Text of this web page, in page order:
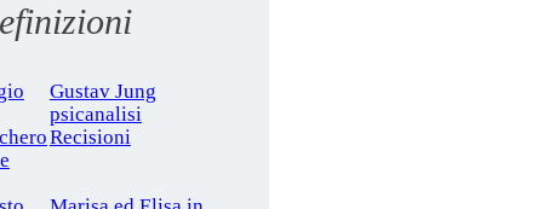
Gustav Jung
psicanalisi
Recisioni